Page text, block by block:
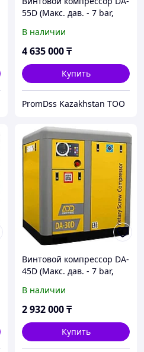
55D (Макс. дав. - 7 bar,
В наличии
4 635 000₸
Купить
PromDss Kazakhstan TOO
Винтовой компрессор DA-
45D (Макс. дав. - 7 bar,
45кВт)
В наличии
2 932 000₸
Купить